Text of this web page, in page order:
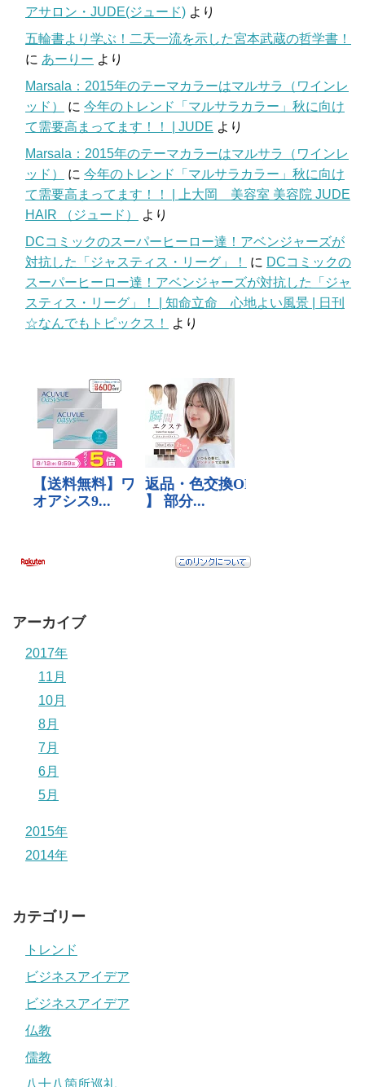
アサロン・JUDE(ジュード) より
五輪書より学ぶ！二天一流を示した宮本武蔵の哲学書！
に あーりー より
Marsala：2015年のテーマカラーはマルサラ（ワインレ
ッド）
に 今年のトレンド「マルサラカラー」秋に向け
て需要高まってます！！ | JUDE より
Marsala：2015年のテーマカラーはマルサラ（ワインレ
ッド）
に 今年のトレンド「マルサラカラー」秋に向け
て需要高まってます！！ | 上大岡 美容室 美容院 JUDE
HAIR （ジュード）
より
DCコミックのスーパーヒーロー達！アベンジャーズが
対抗した「ジャスティス・リーグ」！
に DCコミックの
スーパーヒーロー達！アベンジャーズが対抗した「ジャ
スティス・リーグ」！ | 知命立命 心地よい風景 | 日刊
☆なんでもトピックス！
より
アーカイブ
2017年
11月
10月
8月
7月
6月
5月
2015年
2014年
カテゴリー
トレンド
ビジネスアイデア
ビジネスアイデア
仏教
儒教
八十八箇所巡礼